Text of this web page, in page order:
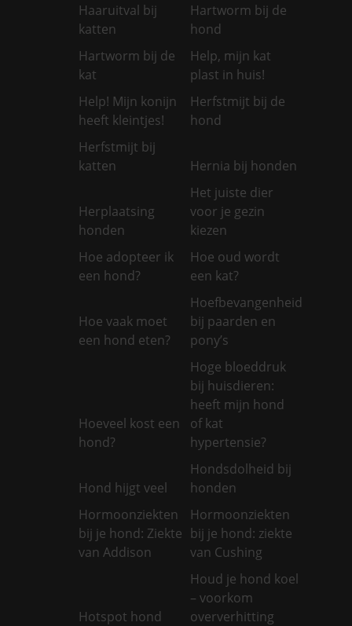
Haaruitval bij
katten
Hartworm bij de
hond
Hartworm bij de
kat
Help, mijn kat
plast in huis!
Help! Mijn konijn
heeft kleintjes!
Herfstmijt bij de
hond
Herfstmijt bij
katten
Hernia bij honden
Herplaatsing
honden
Het juiste dier
voor je gezin
kiezen
Hoe adopteer ik
een hond?
Hoe oud wordt
een kat?
Hoe vaak moet
een hond eten?
Hoefbevangenheid
bij paarden en
pony’s
Hoeveel kost een
hond?
Hoge bloeddruk
bij huisdieren:
heeft mijn hond
of kat
hypertensie?
Hond hijgt veel
Hondsdolheid bij
honden
Hormoonziekten
bij je hond: Ziekte
van Addison
Hormoonziekten
bij je hond: ziekte
van Cushing
Hotspot hond
Houd je hond koel
– voorkom
oververhitting